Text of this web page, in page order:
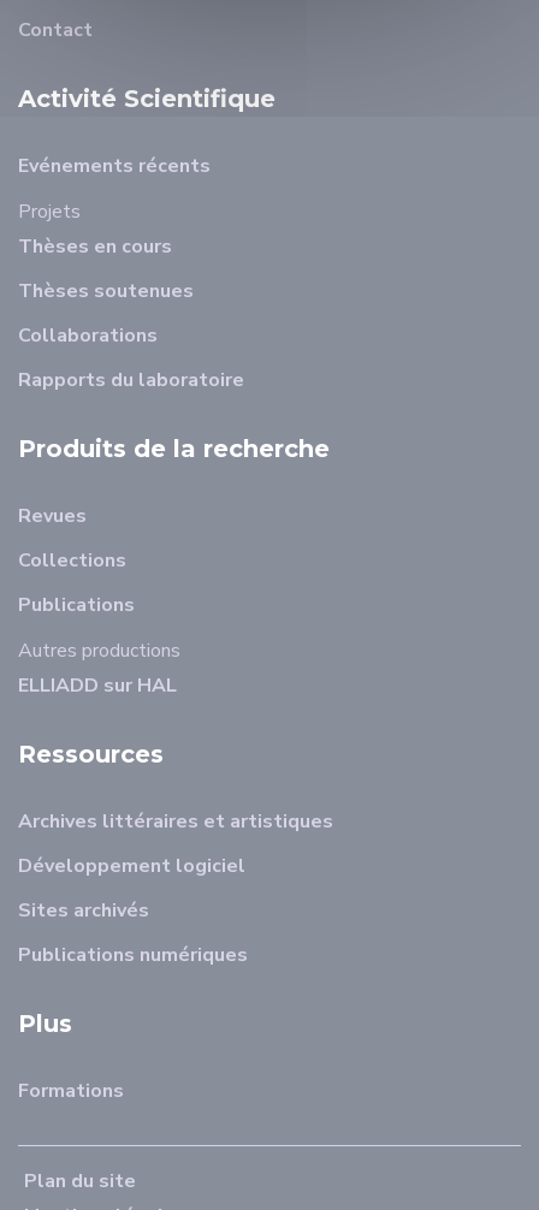
Contact
Activité Scientifique
Evénements récents
Projets
Thèses en cours
Thèses soutenues
Collaborations
Rapports du laboratoire
Produits de la recherche
Revues
Collections
Publications
Autres productions
ELLIADD sur HAL
Ressources
Archives littéraires et artistiques
Développement logiciel
Sites archivés
Publications numériques
Plus
Formations
Plan du site